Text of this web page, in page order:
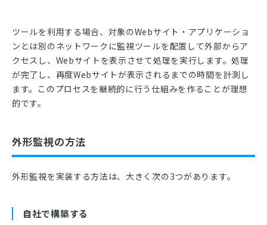
ツールを利用する場合、対象のWebサイト・アプリケーショ
ンとは別のネットワークに監視ツールを配置して外部からア
クセスし、Webサイトを表示させて処理を実行します。処理
が完了し、再度Webサイトが表示されるまでの時間を計測し
ます。このプロセスを継続的に行う仕組みを作ることが理想
的です。
外形監視の方法
外形監視を実装する方法は、大きく次の3つがあります。
自社で構築する